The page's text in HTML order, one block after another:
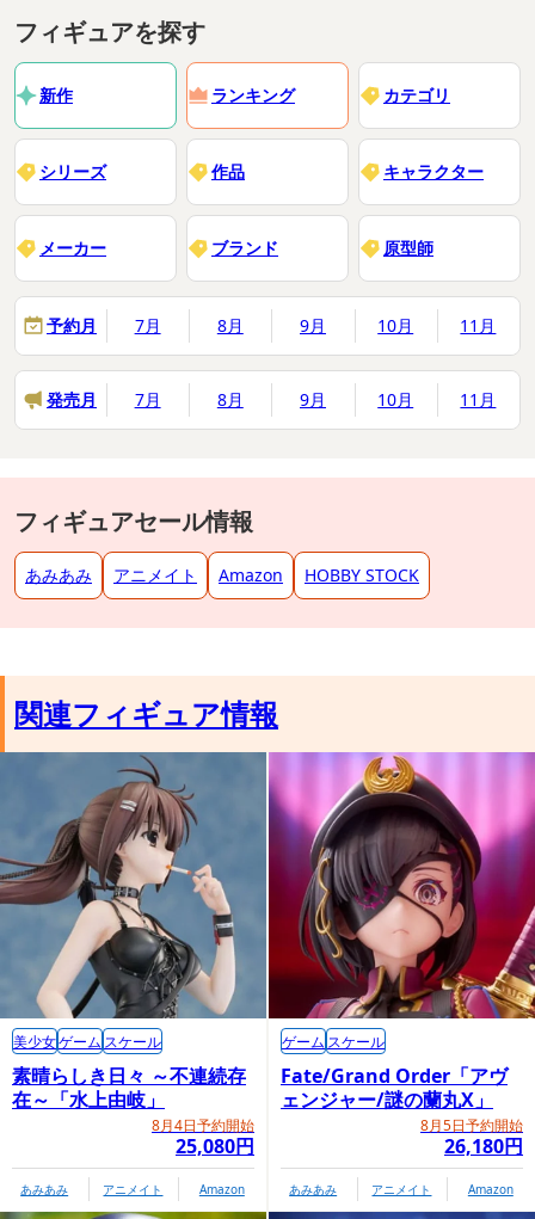
フィギュアを探す
新作 ランキング カテゴリ
シリーズ 作品 キャラクター
メーカー ブランド 原型師
予約月 7月 8月 9月 10月 11月
発売月 7月 8月 9月 10月 11月
フィギュアセール情報
あみあみ アニメイト Amazon HOBBY STOCK
関連フィギュア情報
素晴らしき日々 ～不連続存
在～「水上由岐」
8月4日予約開始
25,080円
美少女ゲーム スケール
あみあみ アニメイト Amazon
Fate/Grand Order「アヴ
ェンジャー/謎の蘭丸X」
8月5日予約開始
26,180円
ゲーム スケール
あみあみ アニメイト Amazon